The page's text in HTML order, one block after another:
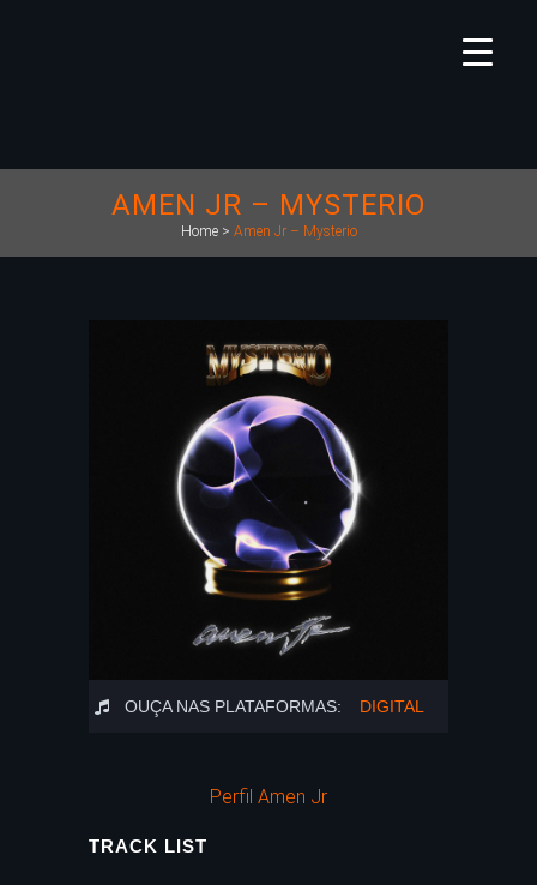
AMEN JR – MYSTERIO
Home> Amen Jr – Mysterio
OUÇA NAS PLATAFORMAS: DIGITAL
Perfil Amen Jr
TRACK LIST